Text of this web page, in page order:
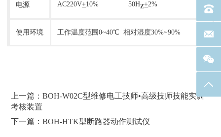
电源 AC220V+10% 50HZ+2%
使用环境 工作温度范围0~40℃ 相对湿度30%~90%
上一篇：BOH-W02C型维修电工技师•高级技师技能实训
考核装置
下一篇：BOH-HTK型断路器动作测试仪
电话
联系
返回